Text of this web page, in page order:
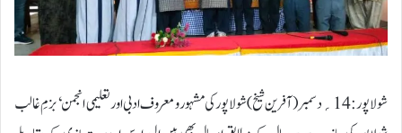
شولاپور :14؍دسمبر ( آفرین شیخ)شولاپور کی مشہور و معروف ادبی اور تعلیمی انجمن ‘بزمِ غالب